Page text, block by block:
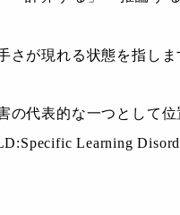
さが現れる状態を指しま
の代表的な一つとして位
Learning